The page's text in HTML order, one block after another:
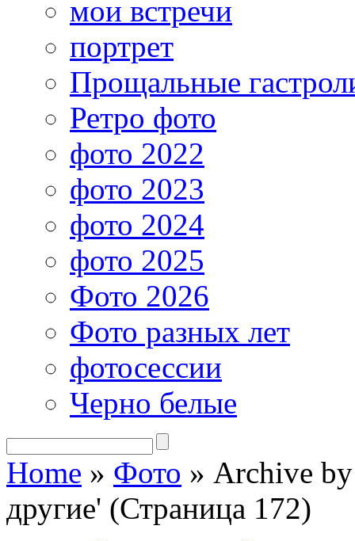
мои встречи
портрет
Прощальные
Ретро фото
фото 2022
фото 2023
фото 2024
фото 2025
Фото 2026
Фото разных лет
фотосессии
Черно белые
Home » Фото » Archive
другие' (Страница 172)